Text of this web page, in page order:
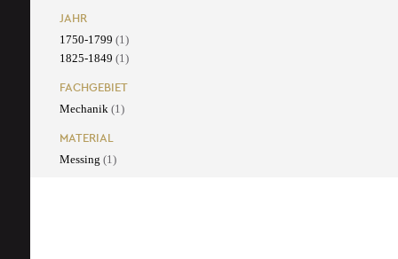
JAHR
1750-1799 (1)
1825-1849 (1)
FACHGEBIET
Mechanik (1)
MATERIAL
Messing (1)